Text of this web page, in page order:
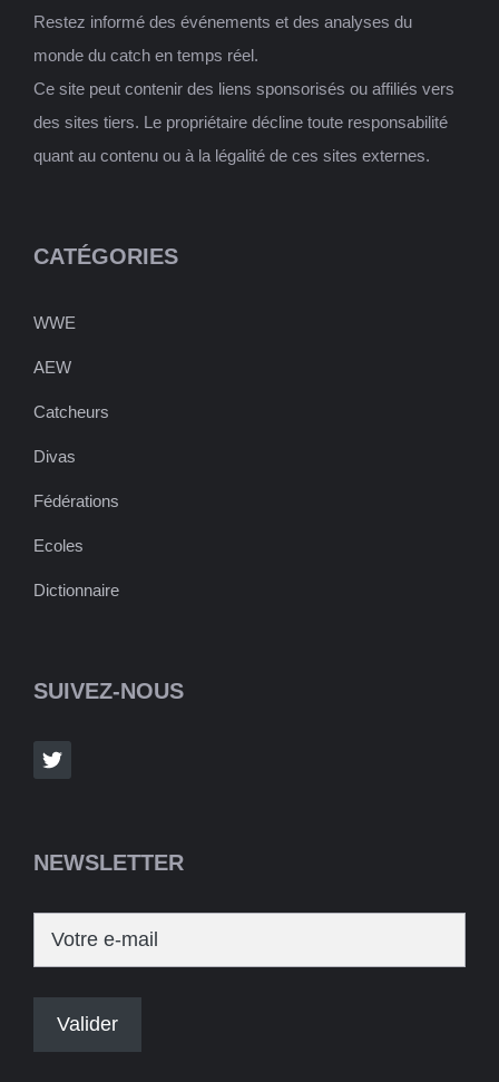
Restez informé des événements et des analyses du
monde du catch en temps réel.
Ce site peut contenir des liens sponsorisés ou affiliés vers
des sites tiers. Le propriétaire décline toute responsabilité
quant au contenu ou à la légalité de ces sites externes.
CATÉGORIES
WWE
AEW
Catcheurs
Divas
Fédérations
Ecoles
Dictionnaire
SUIVEZ-NOUS
NEWSLETTER